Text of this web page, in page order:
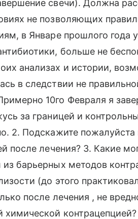
свечи). Должна
не позволяющих
в Январе прошлого года
больше не
анализах и истории,
в следствии не
10го Февраля я
за границей и
2. Подскажите пожалуйста
после лечения? 3. Какие
из барьерных методов
(до этого
после лечения , не
химической